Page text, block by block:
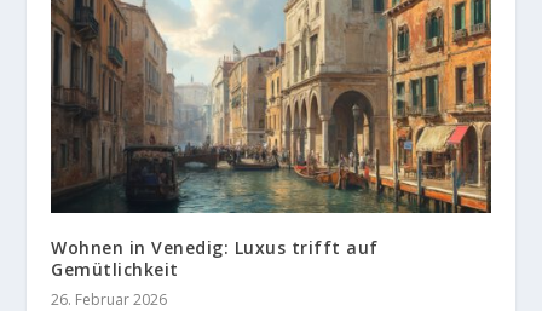
Wohnen in Venedig: Luxus trifft auf
Gemütlichkeit
26. Februar 2026